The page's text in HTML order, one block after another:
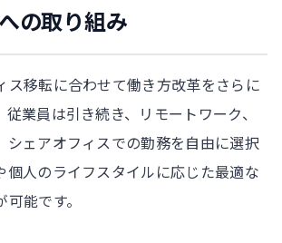
の取り組み
ス移転に合わせて働き方改革をさらに
業員は引き続き、リモートワーク、
シェアオフィスでの勤務を自由に選択
個人のライフスタイルに応じた最適な
能です。